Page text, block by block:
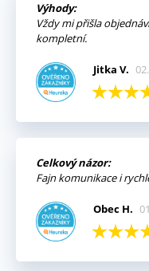
Výhody:
Vždy mi přišla
kompletní.
Jitka V.
Celkový názor:
Fajn komunikace i
Obec H.